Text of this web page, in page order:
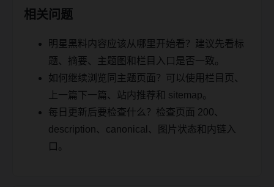
相关问题
明星黑料内容应该从哪里开始看？建议先看标
题、摘要、主题图和栏目入口是否一致。
如何继续浏览同主题页面？可以使用栏目页、
上一篇下一篇、站内推荐和 sitemap。
每日更新后要检查什么？检查页面 200、
description、canonical、图片状态和内链入
口。